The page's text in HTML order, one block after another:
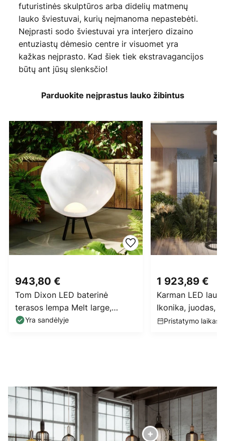
futuristinės skulptūros arba didelių matmenų
lauko šviestuvai, kurių neįmanoma nepastebėti.
Neįprasti sodo šviestuvai yra interjero dizaino
entuziastų dėmesio centre ir visuomet yra
kažkas neįprasto. Kad šiek tiek ekstravagancijos
būtų ant jūsų slenksčio!
Parduokite neįprastus lauko žibintus
943,80 €
Tom Dixon LED baterinė
terasos lempa Melt large,
opalas, 57 cm
Yra sandėlyje
1 923,89 €
Karman LED
Ikonika, juodas,
IP55
Pristatymo laikas: